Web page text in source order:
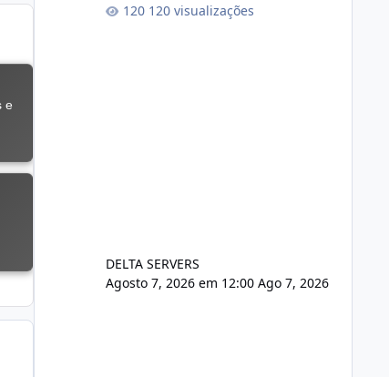
explicação:
120 visualizações
DELTA SERVERS
Agosto 7, 2026 em 12:00 Ago 7, 2026